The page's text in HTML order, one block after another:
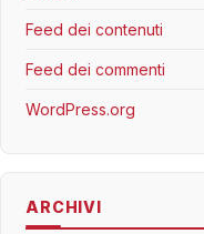
Feed dei contenuti
Feed dei commenti
WordPress.org
ARCHIVI